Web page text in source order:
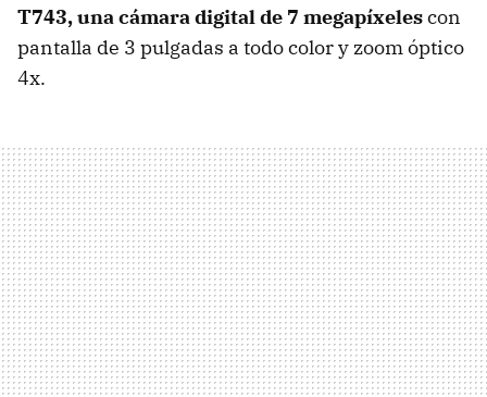
T743, una cámara digital de 7 megapíxelescon
pantalla de 3 pulgadas a todo color y zoom óptico
4x.